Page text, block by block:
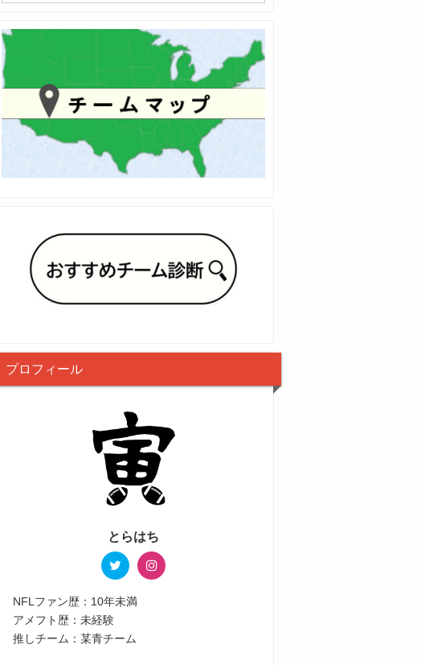
プロフィール
とらはち
NFLファン歴：10年未満
アメフト歴：未経験
推しチーム：某青チーム